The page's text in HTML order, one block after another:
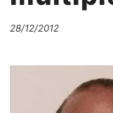
28/12/2012